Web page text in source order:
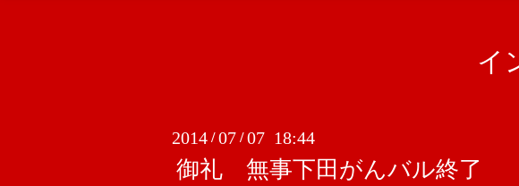
イ
2014 /07 /07 18:44
御礼 無事下田がんバル終了